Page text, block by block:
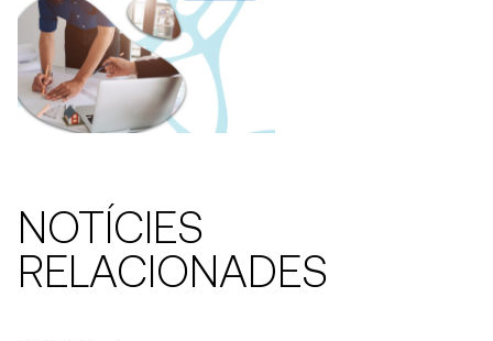
NOTÍCIES
RELACIONADES